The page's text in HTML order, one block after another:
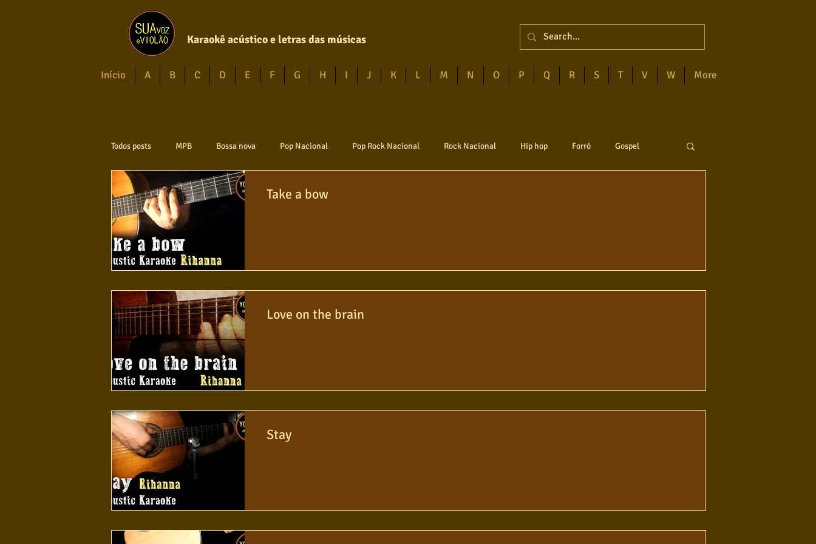
Karaokê acústico e letras das músicas
Início A B C D E F G H I J K L M N O P Q R S T V W More
Todos posts MPB Bossa nova Pop Nacional Pop Rock Nacional Rock Nacional Hip hop Forró Gospel
Axé Reggae Jazz Jovem guarda
Violão instumental
Conhecimento musical Violão Solo Poesia Pop Internacional
Take a bow
Love on the brain
Stay